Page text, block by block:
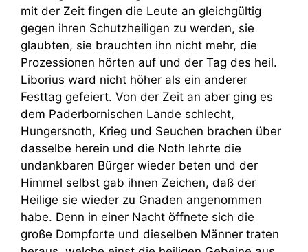
mit der Zeit fingen die Leute an gleichgültig
gegen ihren Schutzheiligen zu werden, sie
glaubten, sie brauchten ihn nicht mehr, die
Prozessionen hörten auf und der Tag des heil.
Liborius ward nicht höher als ein anderer
Festtag gefeiert. Von der Zeit an aber ging es
dem Paderbornischen Lande schlecht,
Hungersnoth, Krieg und Seuchen brachen über
dasselbe herein und die Noth lehrte die
undankbaren Bürger wieder beten und der
Himmel selbst gab ihnen Zeichen, daß der
Heilige sie wieder zu Gnaden angenommen
habe. Denn in einer Nacht öffnete sich die
große Dompforte und dieselben Männer traten